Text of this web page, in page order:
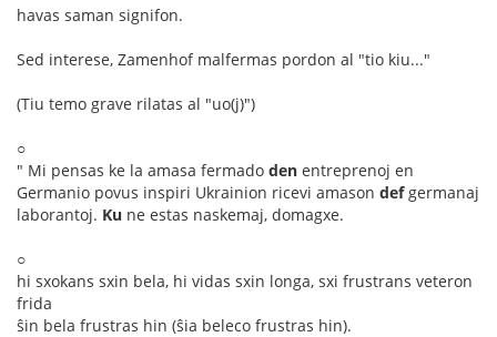
havas saman signifon.
Sed interese, Zamenhof malfermas pordon al "tio kiu..."
(Tiu temo grave rilatas al "uo(j)")
○
" Mi pensas ke la amasa fermado den entreprenoj en
Germanio povus inspiri Ukrainion ricevi amason defgermanaj
laborantoj. Ku ne estas naskemaj, domagxe.
○
hi sxokans sxin bela, hi vidas sxin longa, sxi frustrans veteron
frida
ŝin bela frustras hin (ŝia beleco frustras hin).